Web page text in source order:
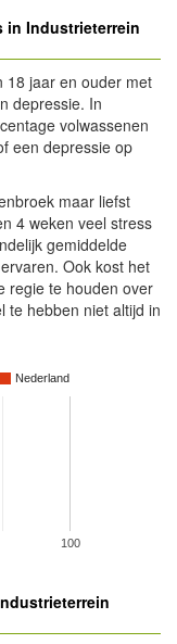
in Industrieterrein
18 jaar en ouder met
depressie. In
volwassenen
een depressie op
maar liefst
4 weken veel stress
gemiddelde
Ook kost het
regie te houden over
te hebben niet altijd in
Nederland
100